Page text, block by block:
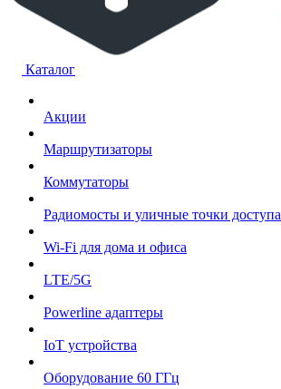
Каталог
Акции
Маршрутизаторы
Коммутаторы
Радиомосты и уличные точки доступа
Wi-Fi для дома и офиса
LTE/5G
Powerline адаптеры
IoT устройства
Оборудование 60 ГГц